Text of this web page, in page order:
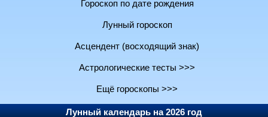
Гороскоп по дате рождения
Лунный гороскоп
Асцендент (восходящий знак)
Астрологические тесты >>>
Ещё гороскопы >>>
Лунный календарь на 2026 год